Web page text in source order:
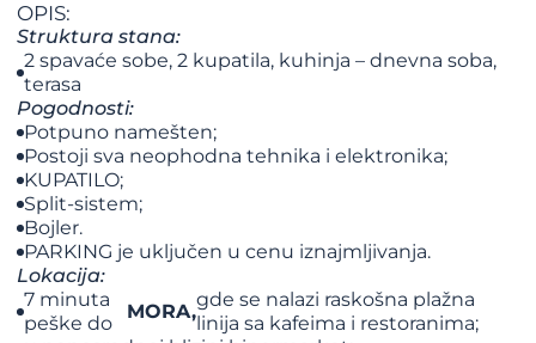
OPIS:
Struktura stana:
2 spavaće sobe, 2 kupatila, kuhinja – dnevna soba,
terasa
Pogodnosti:
Potpuno namešten;
Postoji sva neophodna tehnika i elektronika;
KUPATILO;
Split-sistem;
Bojler.
PARKING je uključen u cenu iznajmljivanja.
Lokacija:
7 minuta
peške do
MORA,
gde se nalazi raskošna plažna
linija sa kafeima i restoranima;